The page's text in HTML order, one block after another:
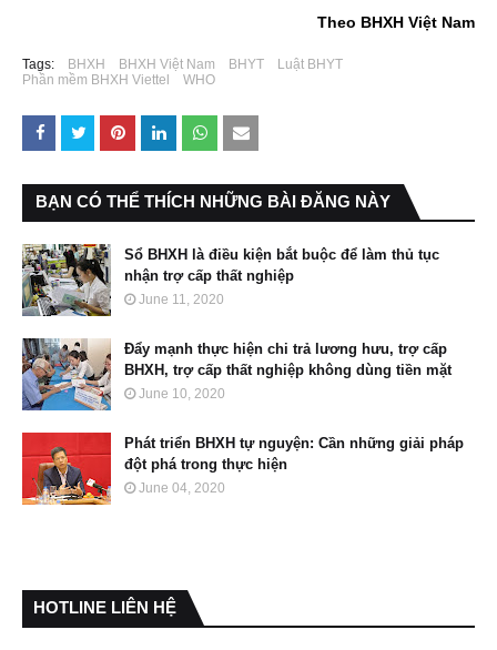
Theo BHXH Việt Nam
Tags: BHXH BHXH Việt Nam BHYT
Luật BHYT
Phần mềm BHXH Viettel
WHO
BẠN CÓ THỂ THÍCH NHỮNG BÀI ĐĂNG NÀY
Sổ BHXH là điều kiện bắt buộc để làm thủ tục
nhận trợ cấp thất nghiệp
June 11, 2020
Đẩy mạnh thực hiện chi trả lương hưu, trợ cấp
BHXH, trợ cấp thất nghiệp không dùng tiền mặt
June 10, 2020
Phát triển BHXH tự nguyện: Cần những giải pháp
đột phá trong thực hiện
June 04, 2020
HOTLINE LIÊN HỆ